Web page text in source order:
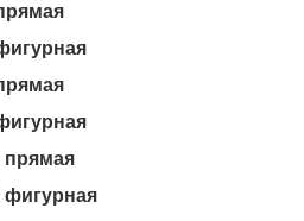
прямая
фигурная